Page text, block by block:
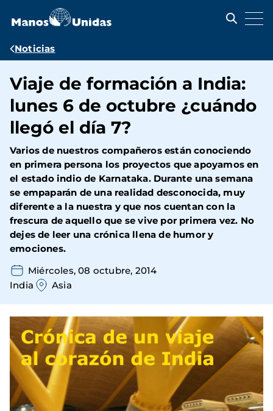
contenido
Ruta
navegación
Noticias
Viaje de formación a India:
lunes 6 de octubre ¿cuándo
llegó el día 7?
Varios de nuestros compañeros están conociendo
en primera persona los proyectos que apoyamos en
el estado indio de Karnataka. Durante una semana
se empaparán de una realidad desconocida, muy
diferente a la nuestra y que nos cuentan con la
frescura de aquello que se vive por primera vez. No
dejes de leer una crónica llena de humor y
emociones.
Miércoles, 08 octubre, 2014
India
Asia